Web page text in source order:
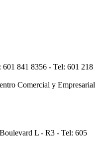
601 841 8356 - Tel: 601 218
Comercial y Empresarial
L - R3 - Tel: 605